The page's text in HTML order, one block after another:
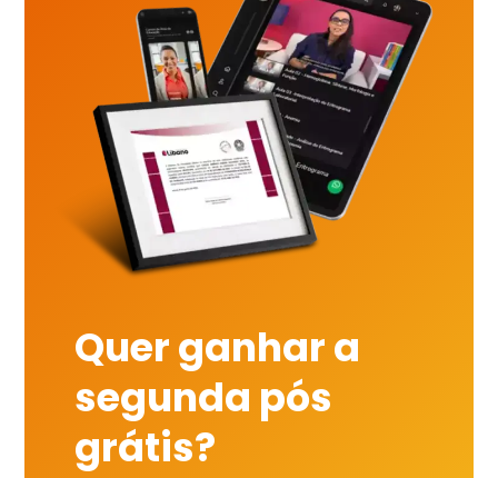
Quer ganhar a
segunda pós
grátis?